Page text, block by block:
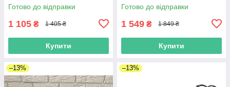
Готово до відправки
1 105 ₴ 1 405 ₴
Купити
Готово до відправки
1 549 ₴ 1 849 ₴
Купити
–13% –13%